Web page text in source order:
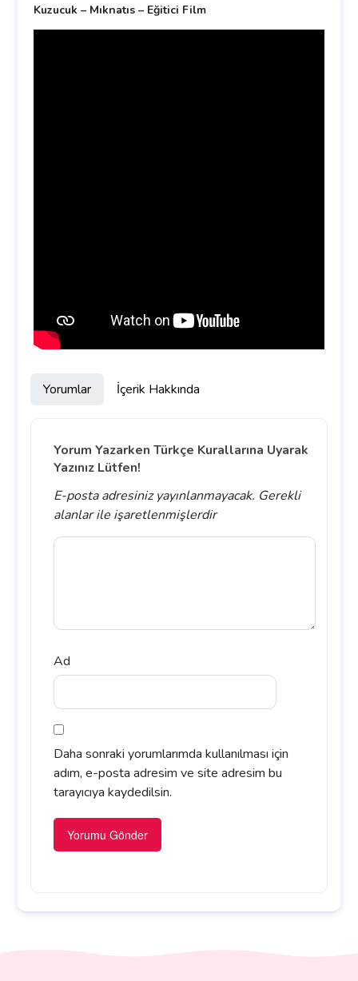
Kuzucuk – Mıknatıs – Eğitici Film
Yorumlar İçerik Hakkında
Yorum Yazarken Türkçe Kurallarına Uyarak
Yazınız Lütfen!
E-posta adresiniz yayınlanmayacak. Gerekli
alanlarile işaretlenmişlerdir
Ad
Daha sonraki yorumlarımda kullanılması için
adım, e-posta adresim ve site adresim bu
tarayıcıya kaydedilsin.